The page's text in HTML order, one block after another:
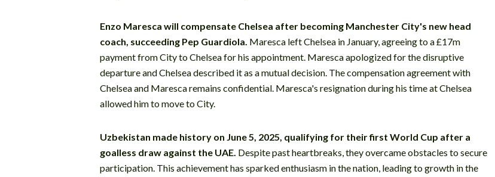
Enzo Maresca will compensate Chelsea after becoming Manchester City's new head
coach, succeeding Pep Guardiola. Maresca left Chelsea in January, agreeing to a £17m
payment from City to Chelsea for his appointment. Maresca apologized for the disruptive
departure and Chelsea described it as a mutual decision. The compensation agreement with
Chelsea and Maresca remains confidential. Maresca's resignation during his time at Chelsea
allowed him to move to City.
Uzbekistan made history on June 5, 2025, qualifying for their first World Cup after a
goalless draw against the UAE. Despite past heartbreaks, they overcame obstacles to secure
participation. This achievement has sparked enthusiasm in the nation, leading to growth in the